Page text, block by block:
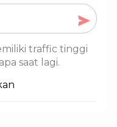
traffic tinggi
saat lagi.